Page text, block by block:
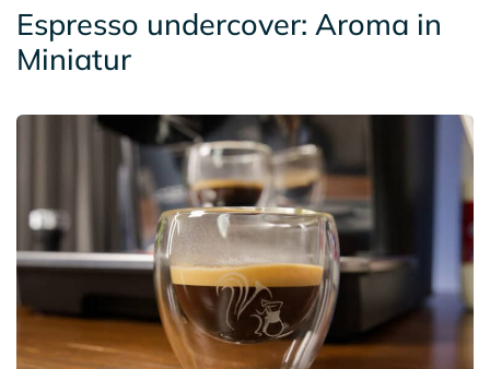
Espresso undercover: Aroma in
Miniatur